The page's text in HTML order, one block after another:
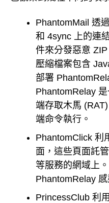
PhantomMail 透
和 4sync 上的連
件來分發惡意
壓縮檔案包含
部署
PhantomRelay
端存取木馬
端命令執行。
PhantomClick 利
面，這些頁面託
等服務的網域上
PhantomRelay 感
PrincessClub 利